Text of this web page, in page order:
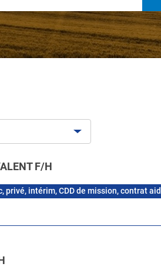
F/H
privé, intérim, CDD de mission, contrat